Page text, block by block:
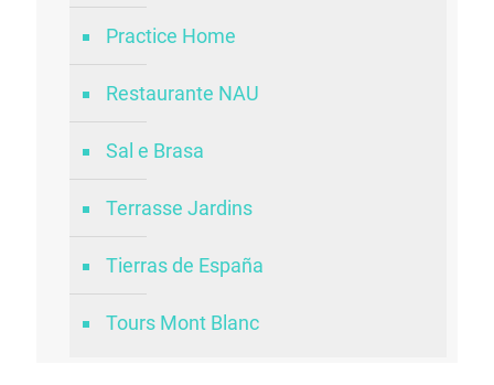
Practice Home
Restaurante NAU
Sal e Brasa
Terrasse Jardins
Tierras de España
Tours Mont Blanc